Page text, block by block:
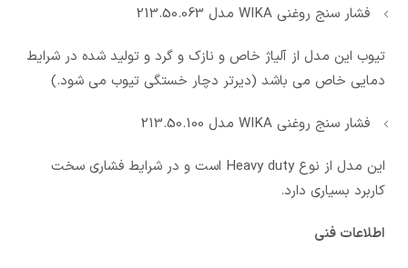
فشار سنج روغنی WIKA مدل 213.50.063
تیوب این مدل از آلیاژ خاص و نازک و گرد و تولید شده در شرایط
دمایی خاص می باشد (دیرتر دچار خستگی تیوب می شود.)
فشار سنج روغنی WIKA مدل 213.50.100
این مدل از نوع Heavy duty است و در شرایط فشاری سخت
کاربرد بسیاری دارد.
اطلاعات فنی